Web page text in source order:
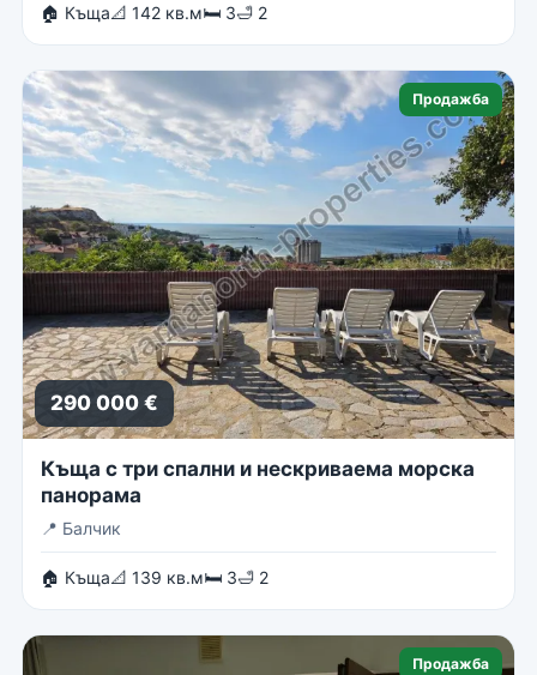
🏠 Къща📐 142 кв.м🛏 3🛁 2
Продажба
290 000 €
Къща с три спални и нескриваема морска
панорама
📍 Балчик
🏠 Къща📐 139 кв.м🛏 3🛁 2
Продажба